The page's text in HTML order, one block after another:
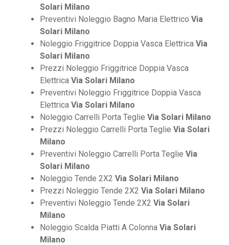
Solari Milano
Preventivi Noleggio Bagno Maria Elettrico Via
Solari Milano
Noleggio Friggitrice Doppia Vasca Elettrica Via
Solari Milano
Prezzi Noleggio Friggitrice Doppia Vasca
Elettrica Via Solari Milano
Preventivi Noleggio Friggitrice Doppia Vasca
Elettrica Via Solari Milano
Noleggio Carrelli Porta Teglie Via Solari Milano
Prezzi Noleggio Carrelli Porta Teglie Via Solari
Milano
Preventivi Noleggio Carrelli Porta Teglie Via
Solari Milano
Noleggio Tende 2X2 Via Solari Milano
Prezzi Noleggio Tende 2X2 Via Solari Milano
Preventivi Noleggio Tende 2X2 Via Solari
Milano
Noleggio Scalda Piatti A Colonna Via Solari
Milano